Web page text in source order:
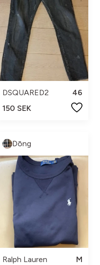
DSQUARED2
46
150 SEK
Dōng
Ralph Lauren
M